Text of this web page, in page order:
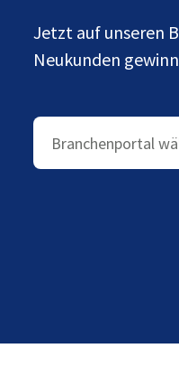
Jetzt auf unseren
Neukunden
Branchenportal